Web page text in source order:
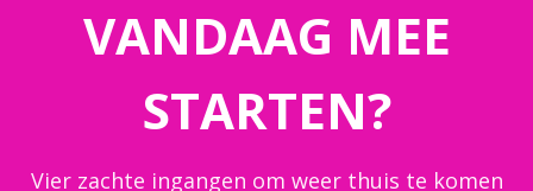
VANDAAG MEE
STARTEN?
Vier zachte ingangen om weer thuis te komen